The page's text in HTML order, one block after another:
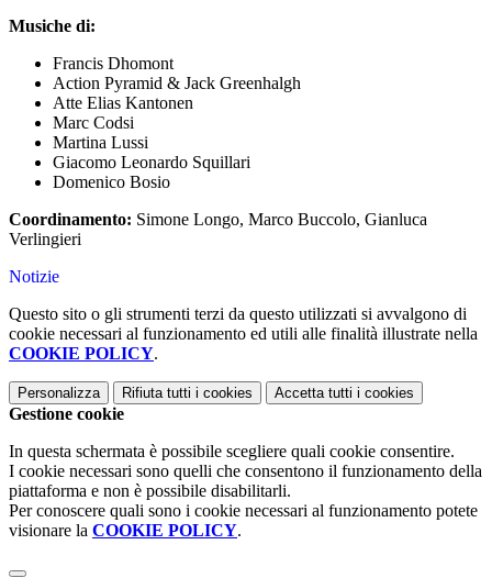
Musiche di:
Francis Dhomont
Action Pyramid & Jack Greenhalgh
Atte Elias Kantonen
Marc Codsi
Martina Lussi
Giacomo Leonardo Squillari
Domenico Bosio
Coordinamento: Simone Longo, Marco Buccolo, Gianluca
Verlingieri
Notizie
Questo sito o gli strumenti terzi da questo utilizzati si avvalgono di
cookie necessari al funzionamento ed utili alle finalità illustrate nella
COOKIE POLICY.
Personalizza Rifiuta tutti i cookies Accetta tutti i cookies
Gestione cookie
In questa schermata è possibile scegliere quali cookie consentire.
I cookie necessari sono quelli che consentono il funzionamento della
piattaforma e non è possibile disabilitarli.
Per conoscere quali sono i cookie necessari al funzionamento potete
visionare la COOKIE POLICY.